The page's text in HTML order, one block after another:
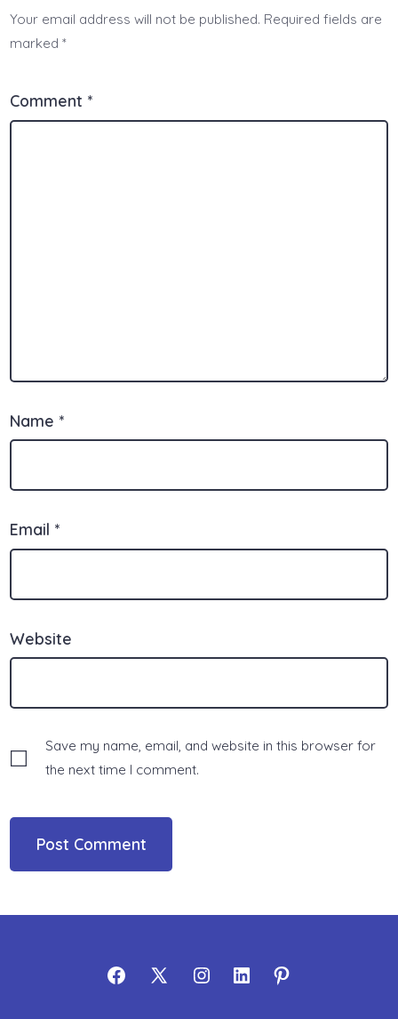
Your email address will not be published. Required fields are
marked*
Comment *
Name *
Email *
Website
Save my name, email, and website in this browser for
the next time I comment.
Open OpenOpenOpen